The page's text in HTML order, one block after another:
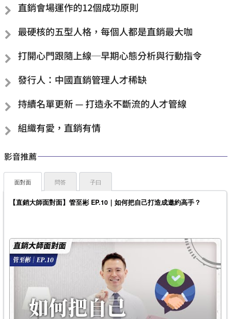
直銷會場運作的12個成功原則
最硬核的五型人格，每個人都是直銷最大咖
打開心門跟隨上線─早期心態分析與行動指令
發行人：中國直銷管理人才稀缺
持續名單更新 — 打造永不斷流的人才管線
組織有愛，直銷有情
影音推薦
面對面
【直銷大師面對面】管至彬 EP.10｜如何把自己打造成邀約高手？
問答 子曰